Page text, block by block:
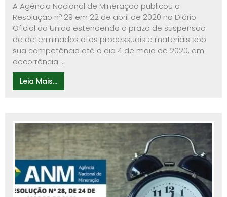
A Agência Nacional de Mineração publicou a
Resolução nº 29 em 22 de abril de 2020 no Diário
Oficial da União estendendo o prazo de suspensão
de determinados atos processuais e materiais sob
sua competência até o dia 4 de maio de 2020, em
decorrência ...
Leia Mais...